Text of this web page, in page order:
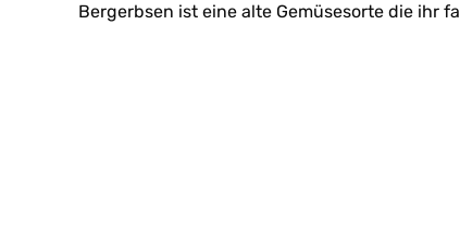
Bergerbsen ist eine alte Gemüsesorte die ihr